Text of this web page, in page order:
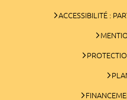
ACCESSIBILITÉ :